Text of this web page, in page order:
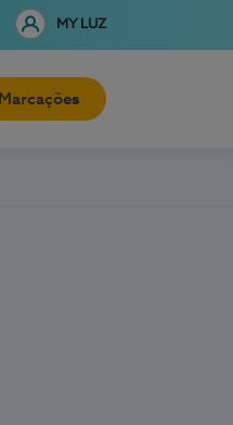
MY LUZ
Marcações